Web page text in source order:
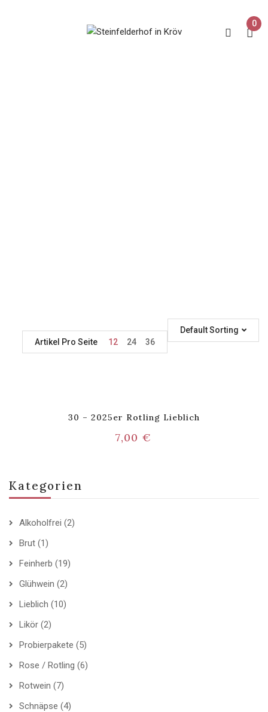
0
Kategorien
Alkoholfrei (2)
Brut (1)
Feinherb (19)
Glühwein (2)
Lieblich (10)
Likör (2)
Probierpakete (5)
Rose / Rotling (6)
Rotwein (7)
Schnäpse (4)
Default Sorting
Artikel Pro Seite
12 24 36
30 – 2025er Rotling Lieblich
7,00€